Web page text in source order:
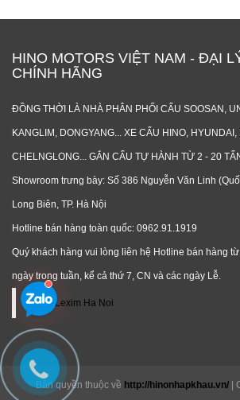
HINO MOTORS VIỆT NAM - ĐẠI
CHÍNH HÃNG
ĐỒNG THỜI LÀ NHÀ PHÂN PHỐI CẨU SOOSAN,
KANGLIM, DONGYANG... XE CẨU HINO,
CHELNGLONG... GẮN CẨU TỰ HÀNH TỪ 2 - 20
Showroom trưng bày: Số 386 Nguyễn Văn Linh
Long Biên, TP. Hà Nội
Hotline bán hàng toàn quốc: 0962.91.1919
Quý khách hàng vui lòng liên hệ Hotline bán hàng
ngày trong tuần, kể cả thứ 7, CN và các ngày Lễ.
Hino Lexim Ha Noi
Bản quyền thuộc về http://hinonhapkhau.vn/